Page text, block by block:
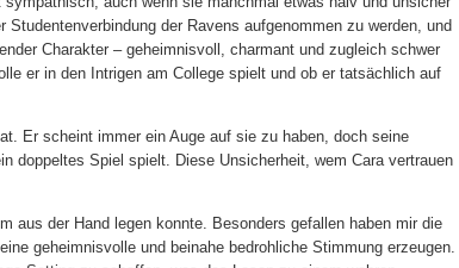
der Ravens aufgenommen zu werden, und
Charakter – geheimnisvoll, charmant und zugleich schwer
er in den Intrigen am College spielt und ob er tatsächlich auf
Er scheint immer ein Auge auf sie zu haben, doch seine
doppeltes Spiel spielt. Diese Unsicherheit, wem Cara vertrauen
aus der Hand legen konnte. Besonders gefallen haben mir die
geheimnisvolle und beinahe bedrohliche Stimmung erzeugen.